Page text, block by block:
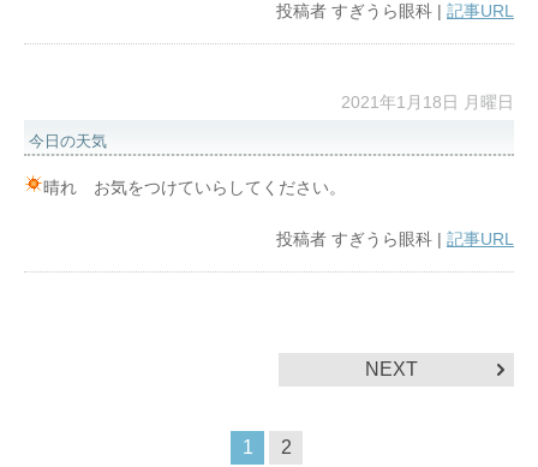
投稿者 すぎうら眼科 | 記事URL
2021年1月18日 月曜日
今日の天気
晴れ お気をつけていらしてください。
投稿者 すぎうら眼科 | 記事URL
1 2
NEXT